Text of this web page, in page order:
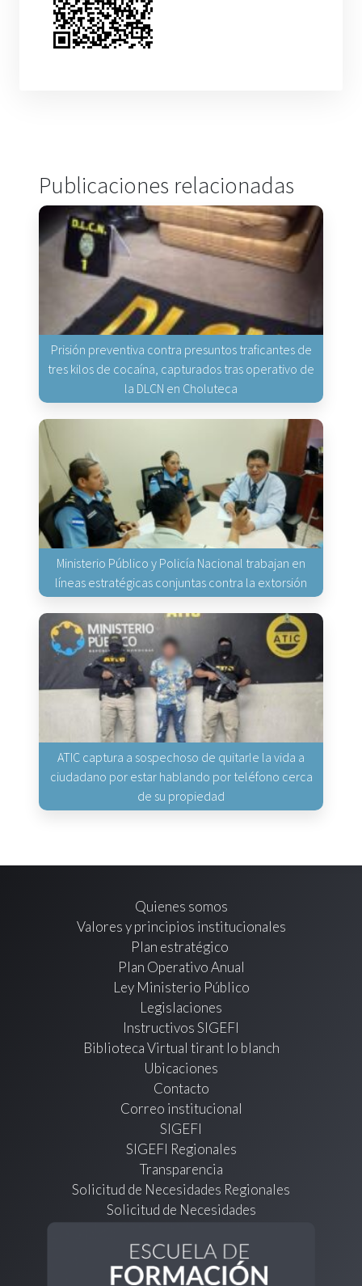
Publicaciones relacionadas
Prisión preventiva contra presuntos traficantes de
tres kilos de cocaína, capturados tras operativo de
la DLCN en Choluteca
Ministerio Público y Policía Nacional trabajan en
líneas estratégicas conjuntas contra la extorsión
ATIC captura a sospechoso de quitarle la vida a
ciudadano por estar hablando por teléfono cerca
de su propiedad
Quienes somos
Valores y principios institucionales
Plan estratégico
Plan Operativo Anual
Ley Ministerio Público
Legislaciones
Instructivos SIGEFI
Biblioteca Virtual tirant lo blanch
Ubicaciones
Contacto
Correo institucional
SIGEFI
SIGEFI Regionales
Transparencia
Solicitud de Necesidades Regionales
Solicitud de Necesidades